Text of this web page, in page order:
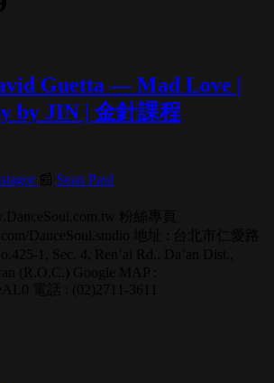
Guetta — Mad Love |
by JIN | 金針課程
Sean Paul